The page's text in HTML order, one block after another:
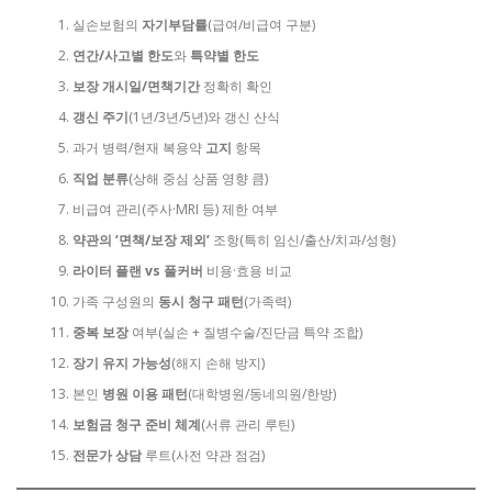
실손보험의 자기부담률(급여/비급여 구분)
연간/사고별 한도와 특약별 한도
보장 개시일/면책기간정확히 확인
갱신 주기(1년/3년/5년)와 갱신 산식
과거 병력/현재 복용약 고지 항목
직업 분류(상해 중심 상품 영향 큼)
비급여 관리(주사·MRI 등) 제한 여부
약관의 ‘면책/보장 제외’조항(특히 임신/출산/치과/성형)
라이터 플랜 vs 풀커버 비용·효용 비교
가족 구성원의 동시 청구 패턴(가족력)
중복 보장여부(실손 + 질병수술/진단금 특약 조합)
장기 유지 가능성(해지 손해 방지)
본인 병원 이용 패턴(대학병원/동네의원/한방)
보험금 청구 준비 체계(서류 관리 루틴)
전문가 상담루트(사전 약관 점검)